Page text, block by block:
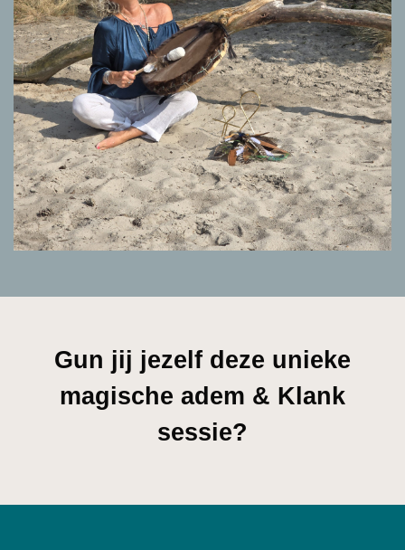
Gun jij jezelf deze unieke
magische adem & Klank
sessie?